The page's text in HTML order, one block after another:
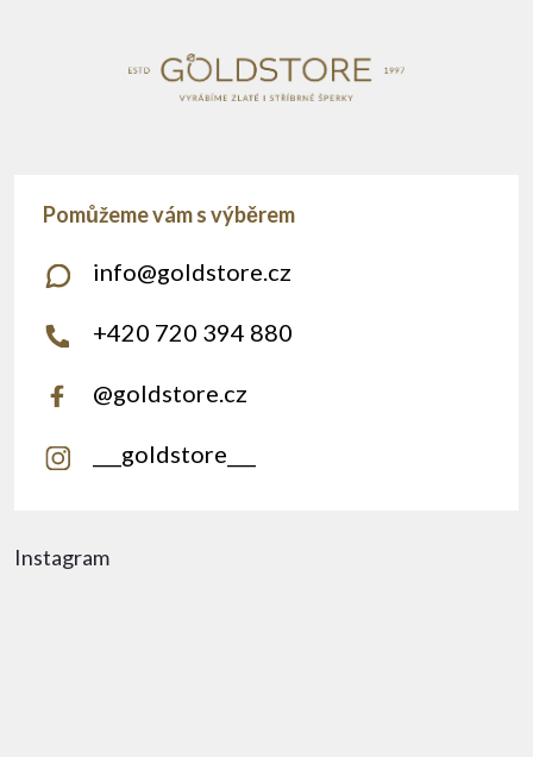
Instagram
info@goldstore.cz
+420 720 394 880
@goldstore.cz
___goldstore___